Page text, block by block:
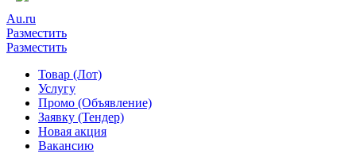
Au.ru
Разместить
Разместить
Товар (Лот)
Услугу
Промо (Объявление)
Заявку (Тендер)
Новая акция
Вакансию